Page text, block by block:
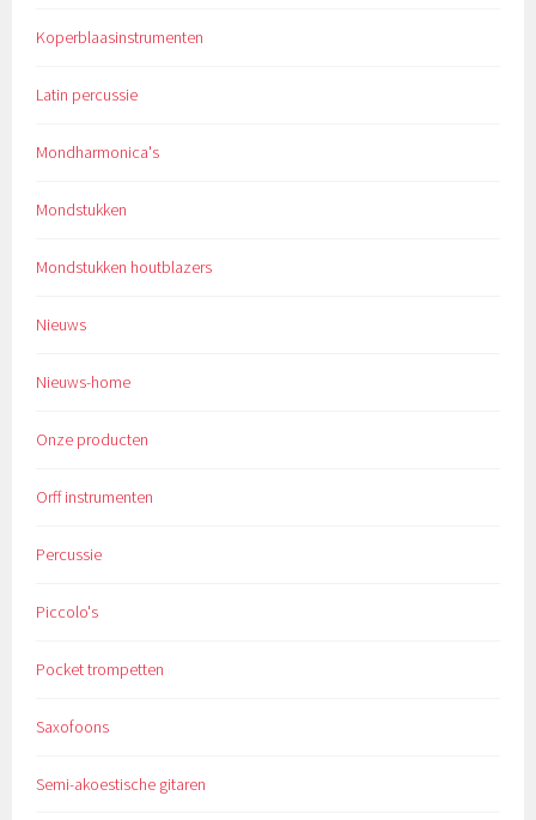
Koperblaasinstrumenten
Latin percussie
Mondharmonica's
Mondstukken
Mondstukken houtblazers
Nieuws
Nieuws-home
Onze producten
Orff instrumenten
Percussie
Piccolo's
Pocket trompetten
Saxofoons
Semi-akoestische gitaren